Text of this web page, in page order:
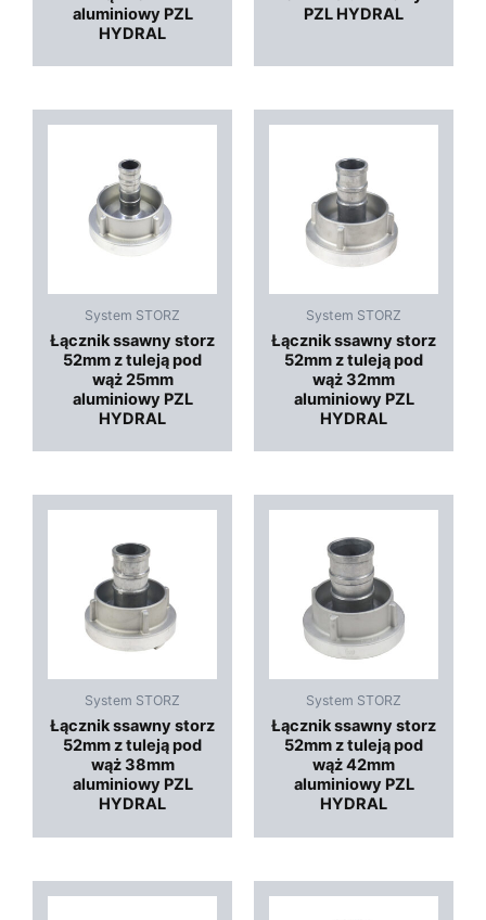
aluminiowy PZL
HYDRAL
PZL HYDRAL
System STORZ
Łącznik ssawny storz
52mm z tuleją pod
wąż 25mm
aluminiowy PZL
HYDRAL
System STORZ
Łącznik ssawny storz
52mm z tuleją pod
wąż 32mm
aluminiowy PZL
HYDRAL
System STORZ
Łącznik ssawny storz
52mm z tuleją pod
wąż 38mm
aluminiowy PZL
HYDRAL
System STORZ
Łącznik ssawny storz
52mm z tuleją pod
wąż 42mm
aluminiowy PZL
HYDRAL